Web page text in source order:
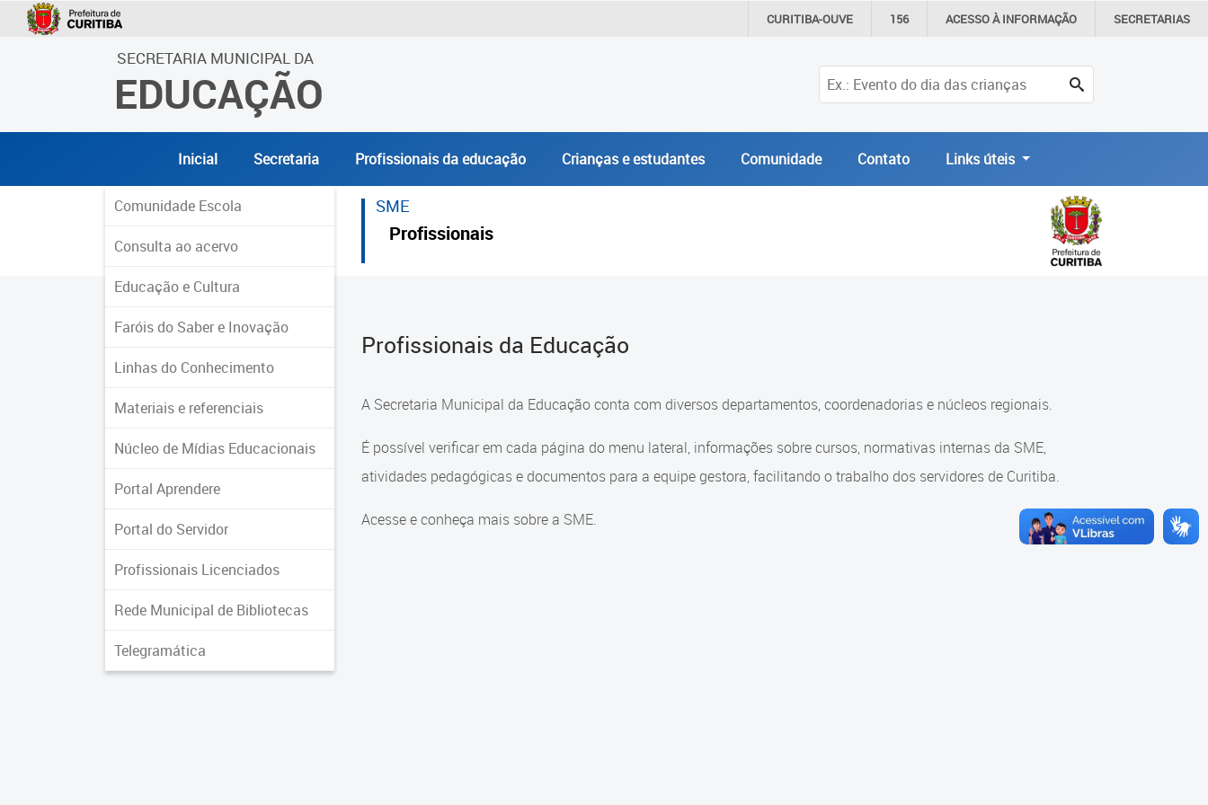
CURITIBA-OUVE 156 ACESSO ÀINFORMAÇÃO SECRETARIAS
SECRETARIA MUNICIPAL DA
EDUCAÇÃO
Inicial Secretaria Profissionais da educação Crianças e estudantes Comunidade Contato Links úteis
Comunidade Escola
Consulta ao acervo
Educação e Cultura
Faróis do Saber e Inovação
Linhas do Conhecimento
Materiais e referenciais
Núcleo de Mídias Educacionais
Portal Aprendere
Portal do Servidor
Profissionais Licenciados
Rede Municipal de Bibliotecas
Telegramática
SME
Profissionais
Profissionais da Educação
A Secretaria Municipal da Educação conta com diversos departamentos, coordenadorias e núcleos regionais.
É possível verificar em cada página do menu lateral, informações sobre cursos, normativas internas da SME,
atividades pedagógicas e documentos para a equipe gestora, facilitando o trabalho dos servidores de Curitiba.
Acesse e conheça mais sobre a SME.